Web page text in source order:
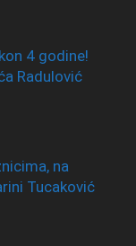
4 godine!
Radulović
na
Tucaković